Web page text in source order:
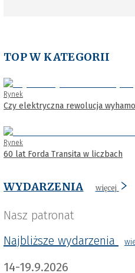
TOP W KATEGORII
Rynek
Czy elektryczna rewolucja
Rynek
60 lat Forda Transita w liczbach
WYDARZENIA więcej
Nasz patronat
Najbliższe wydarzenia
14-19.9.2026